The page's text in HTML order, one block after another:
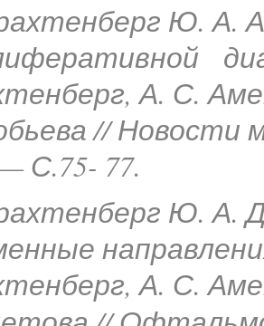
Ю. А.
А. С.
//
С.75- 77.
Ю. А.
А. С.